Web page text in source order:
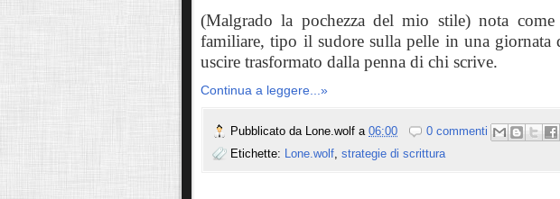
(Malgrado la pochezza del mio stile) nota
familiare, tipo il sudore sulla pelle in una giornata
uscire trasformato dalla penna di chi scrive.
Continua a leggere...»
Pubblicato da Lone.wolf a 06:00
0 commenti
Etichette: Lone.wolf, strategie di scrittura